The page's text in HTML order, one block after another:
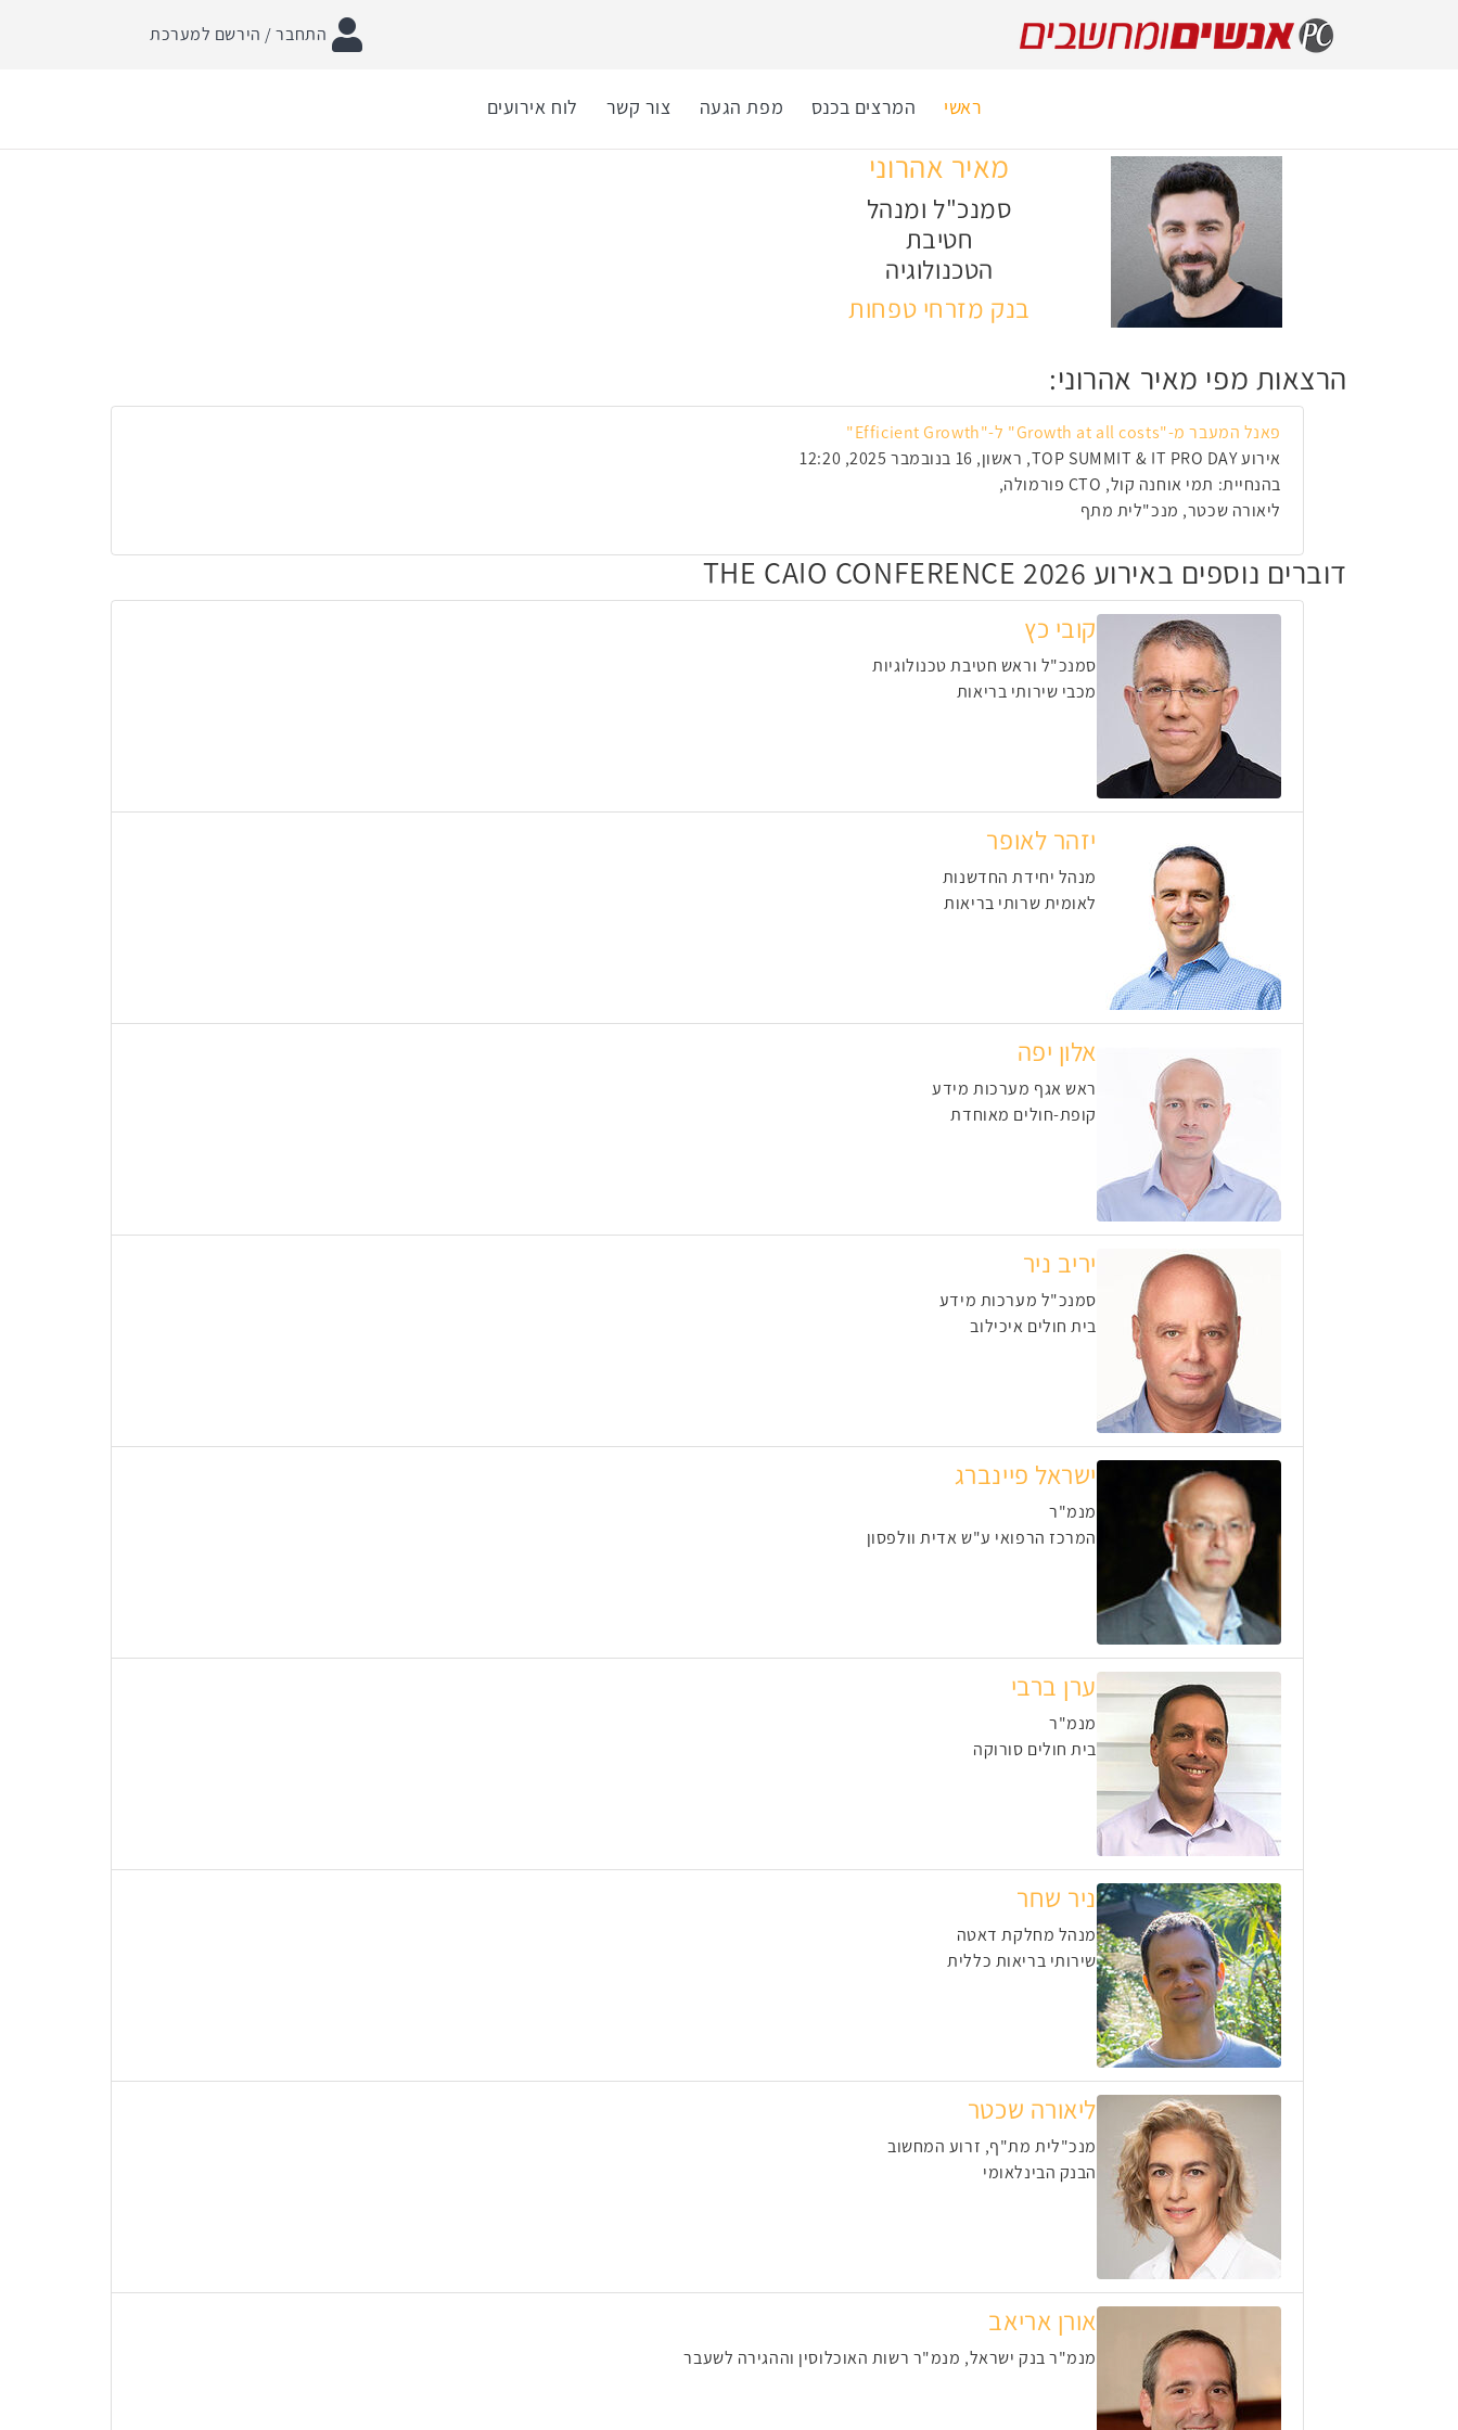
התחבר / הירשם למערכת
ראשי המרצים בכנס מפת הגעה צור קשר לוח אירועים
מאיר אהרוני
סמנכ"ל ומנהל
חטיבת
הטכנולוגיה
בנק מזרחי טפחות
הרצאות מפי מאיר אהרוני:
פאנל המעבר מ-"Growth at all costs" ל-"Efficient Growth"
אירוע TOP SUMMIT & IT PRO DAY, ראשון, 16 בנובמבר 2025, 12:20
בהנחיית: תמי אוחנה קול, CTO פורמולה,
ליאורה שכטר, מנכ"לית מתף
דוברים נוספים באירוע THE CAIO CONFERENCE 2026
קובי כץ
סמנכ"ל וראש חטיבת טכנולוגיות
מכבי שירותי בריאות
יזהר לאופר
מנהל יחידת החדשנות
לאומית שרותי בריאות
אלון יפה
ראש אגף מערכות מידע
קופת-חולים מאוחדת
יריב ניר
סמנכ"ל מערכות מידע
בית חולים איכילוב
ישראל פיינברג
מנמ"ר
המרכז הרפואי ע"ש אדית וולפסון
ערן ברבי
מנמ"ר
בית חולים סורוקה
ניר שחר
מנהל מחלקת דאטה
שירותי בריאות כללית
ליאורה שכטר
מנכ"לית מת"ף, זרוע המחשוב
הבנק הבינלאומי
אורן אריאב
מנמ"ר בנק ישראל, מנמ"ר רשות האוכלוסין וההגירה לשעבר